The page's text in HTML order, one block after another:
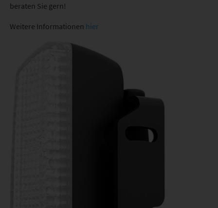
beraten Sie gern!
Weitere Informationen hier